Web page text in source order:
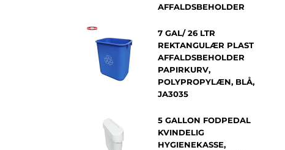
AFFALDSBEHOLDER
7 GAL/ 26 LTR
REKTANGULÆR PLAST
AFFALDSBEHOLDER
PAPIRKURV,
POLYPROPYLÆN, BLÅ,
JA3035
5 GALLON FODPEDAL
KVINDELIG
HYGIENEKASSE,